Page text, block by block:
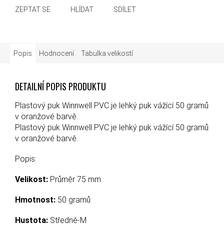
ZEPTAT SE HLÍDAT SDÍLET
Popis Hodnocení Tabulka velikostí
DETAILNÍ POPIS PRODUKTU
Plastový puk Winnwell PVC je lehký puk vážící 50 gramů
v oranžové barvě.
Plastový puk Winnwell PVC je lehký puk vážící 50 gramů
v oranžové barvě.
Popis:
Velikost: Průměr 75 mm
Hmotnost: 50 gramů
Hustota: Středně-M